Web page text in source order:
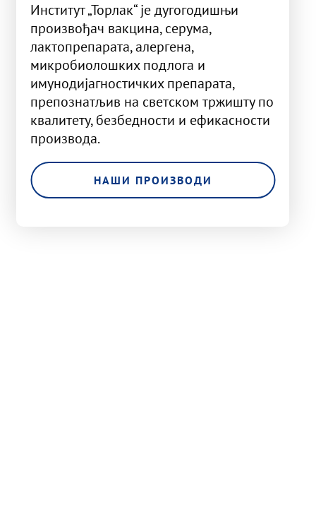
Институт „Торлак“ је дугогодишњи
произвођач вакцина, серума,
лактопрепарата, алергена,
микробиолошких подлога и
имунодијагностичких препарата,
препознатљив на светском тржишту по
квалитету, безбедности и ефикасности
производа.
НАШИ ПРОИЗВОДИ